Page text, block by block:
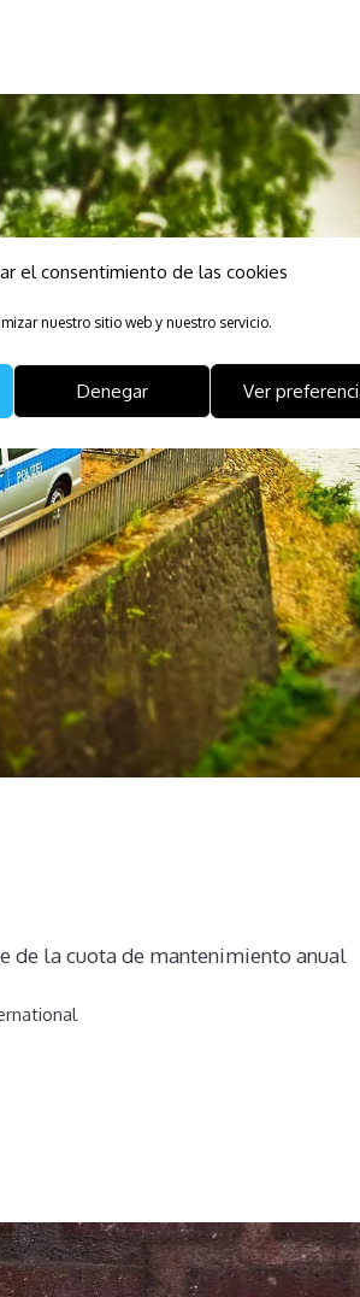
el consentimiento de las cookies
nuestro sitio web y nuestro servicio.
Denegar Ver
de la cuota de mantenimiento anual